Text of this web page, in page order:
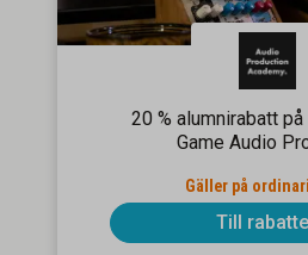
20 % alumnirabatt
Game Audio
Gäller på
Till